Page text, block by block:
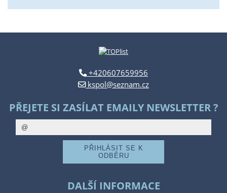
+420607659956
kspol@seznam.cz
PŘEJETE SI ZASÍLAT EMAILY NEWSLETTER ?
DALŠÍ INFORMACE